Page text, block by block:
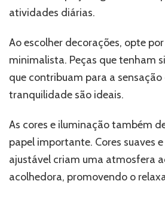
atividades diárias.
Ao escolher decorações, opte
minimalista. Peças que tenham
que contribuam para a
tranquilidade são ideais.
As cores e iluminação também
papel importante. Cores suaves
ajustável criam uma atmosfera
acolhedora, promovendo o